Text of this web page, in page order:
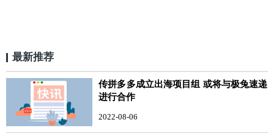
最新推荐
传拼多多成立出海项目组 或将与极兔速递
进行合作
2022-08-06